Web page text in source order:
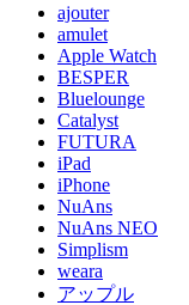
ajouter
amulet
Apple Watch
BESPER
Bluelounge
Catalyst
FUTURA
iPad
iPhone
NuAns
NuAns NEO
Simplism
weara
アップル